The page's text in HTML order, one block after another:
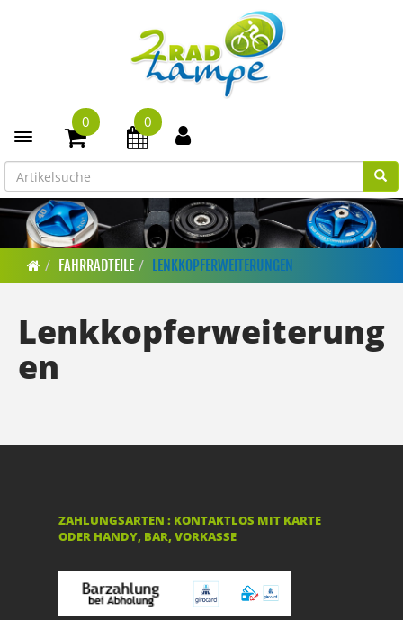
Toggle navigation
0 0
FAHRRADTEILE LENKKOPFERWEITERUNGEN
Lenkkopferweiterung
en
ZAHLUNGSARTEN : KONTAKTLOS MIT KARTE
ODER HANDY, BAR, VORKASSE